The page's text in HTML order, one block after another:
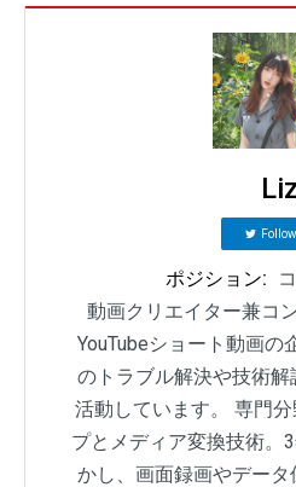
Liz
ポジション:
動画クリエイター兼コ
YouTubeショート動画の
のトラブル解決や技術
活動しています。 専門
プとメディア変換技術。
かし、画面録画やデー